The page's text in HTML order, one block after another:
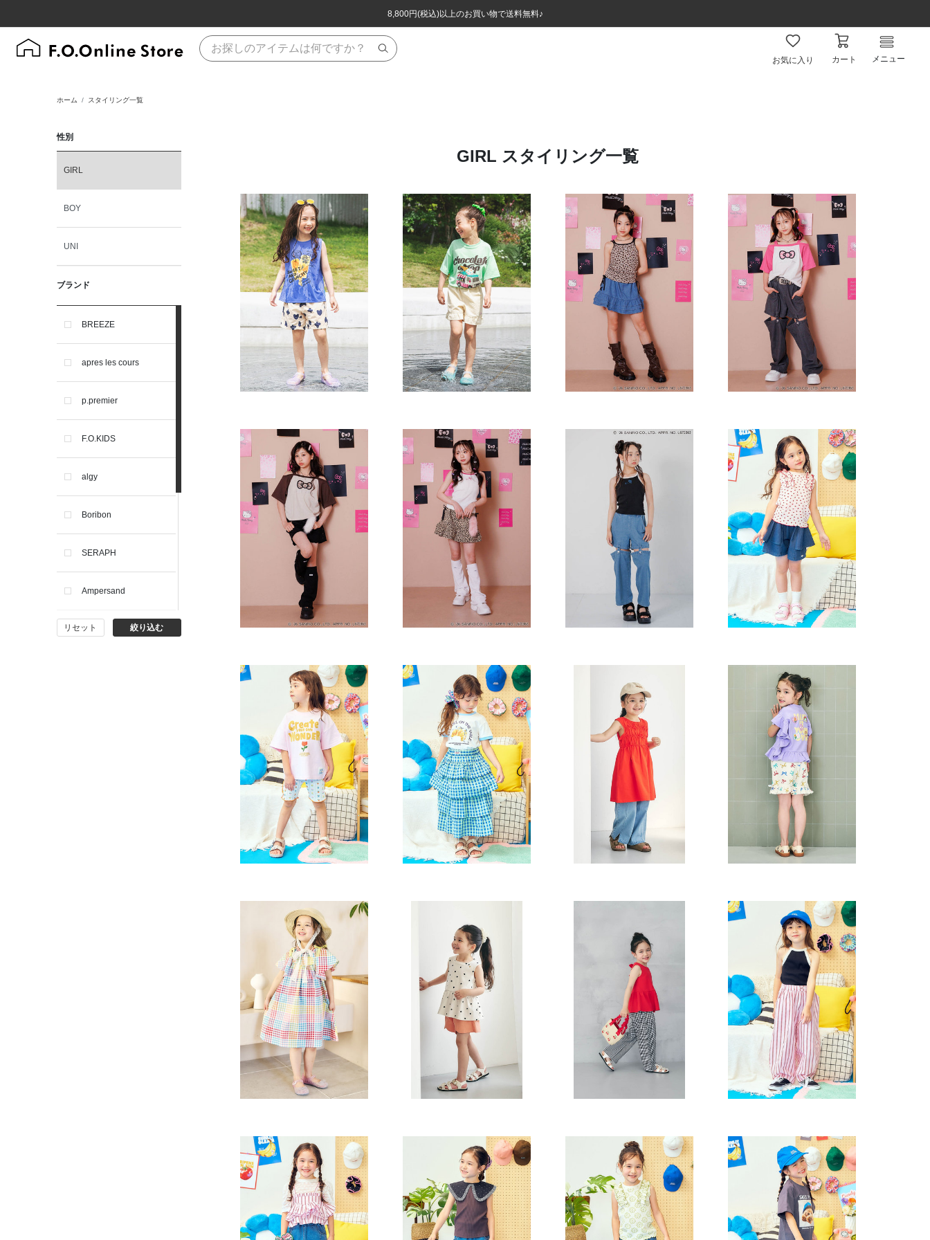
8,800円(税込)以上のお買い物で送料無料♪
ほぼ全品半額！！8/12(水)お昼12:59まで！！
8,800円(税込)以上のお買い物で送料無料♪
ほぼ全品半額！！8/12(水)お昼12:59まで！！
お気に入り カート メニュー
ホーム スタイリング一覧
性別
GIRL
BOY
UNI
ブランド
BREEZE
apres les cours
p.premier
F.O.KIDS
algy
Boribon
SERAPH
Ampersand
BIT'Z
リセット 絞り込む
GIRL スタイリング一覧